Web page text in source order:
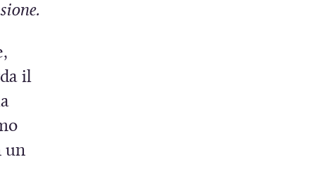
il
un